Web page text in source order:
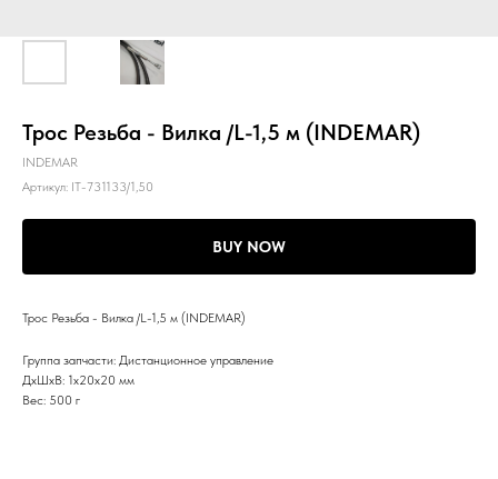
Трос Резьба - Вилка /L-1,5 м (INDEMAR)
INDEMAR
Артикул: IT-731133/1,50
BUY NOW
Трос Резьба - Вилка /L-1,5 м (INDEMAR)
Группа запчасти: Дистанционное управление
ДxШxВ: 1x20x20 мм
Вес: 500 г